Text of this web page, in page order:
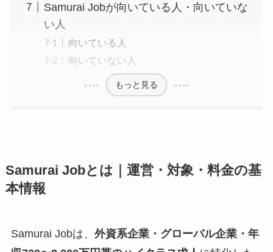
Samurai Jobが向いている人・向いていな
い人
向いている人
向いていない人
もっと見る
Samurai Jobとは｜運営・対象・料金の基
本情報
Samurai Jobは、 外資系企業・グローバル企業・年